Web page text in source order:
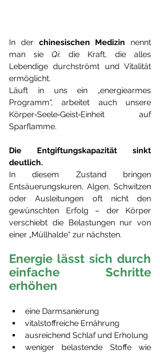
In der chinesischen Medizin nennt
man sie Qi: die Kraft, die alles
Lebendige durchströmt und Vitalität
ermöglicht.
Läuft in uns ein „energiearmes
Programm“, arbeitet auch unsere
Körper‑Seele‑Geist‑Einheit auf
Sparflamme.
Die Entgiftungskapazität sinkt
deutlich.
In diesem Zustand bringen
Entsäuerungskuren, Algen, Schwitzen
oder Ausleitungen oft nicht den
gewünschten Erfolg – der Körper
verschiebt die Belastungen nur von
einer „Müllhalde“ zur nächsten.
Energie lässt sich durch
einfache Schritte
erhöhen
eine Darmsanierung
vitalstoffreiche Ernährung
ausreichend Schlaf und Erholung
weniger belastende Stoffe wie